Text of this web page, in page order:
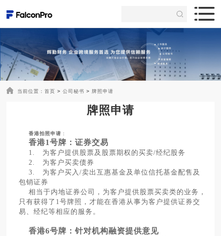
当前位置： 首页 > 公司秘书 > 牌照申请
牌照申请
香港拍照申请 ：
香港1号牌：证券交易
1. 为客户提供股票及股票期权的买卖/经纪股务
2. 为客户买卖债券
3. 为客户买入/卖出互惠基金及单位信托基金配售及
包销证券
相当于内地证券公司，为客户提供股票买卖类的业务，
只有获得了1号牌照，才能在香港从事为客户提供证券交
易、经纪等相应的服务。
香港6号牌：针对机构融资提供意见